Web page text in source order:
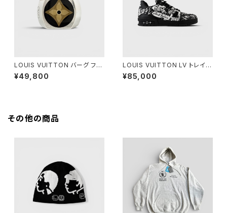
LOUIS VUITTON バーグ フル
ール モノグラム シルバー M
¥49,800
LOUIS VUITTON LV トレイナ
ー スニーカー ブラック ホワイト
8 1/2
¥85,000
その他の商品